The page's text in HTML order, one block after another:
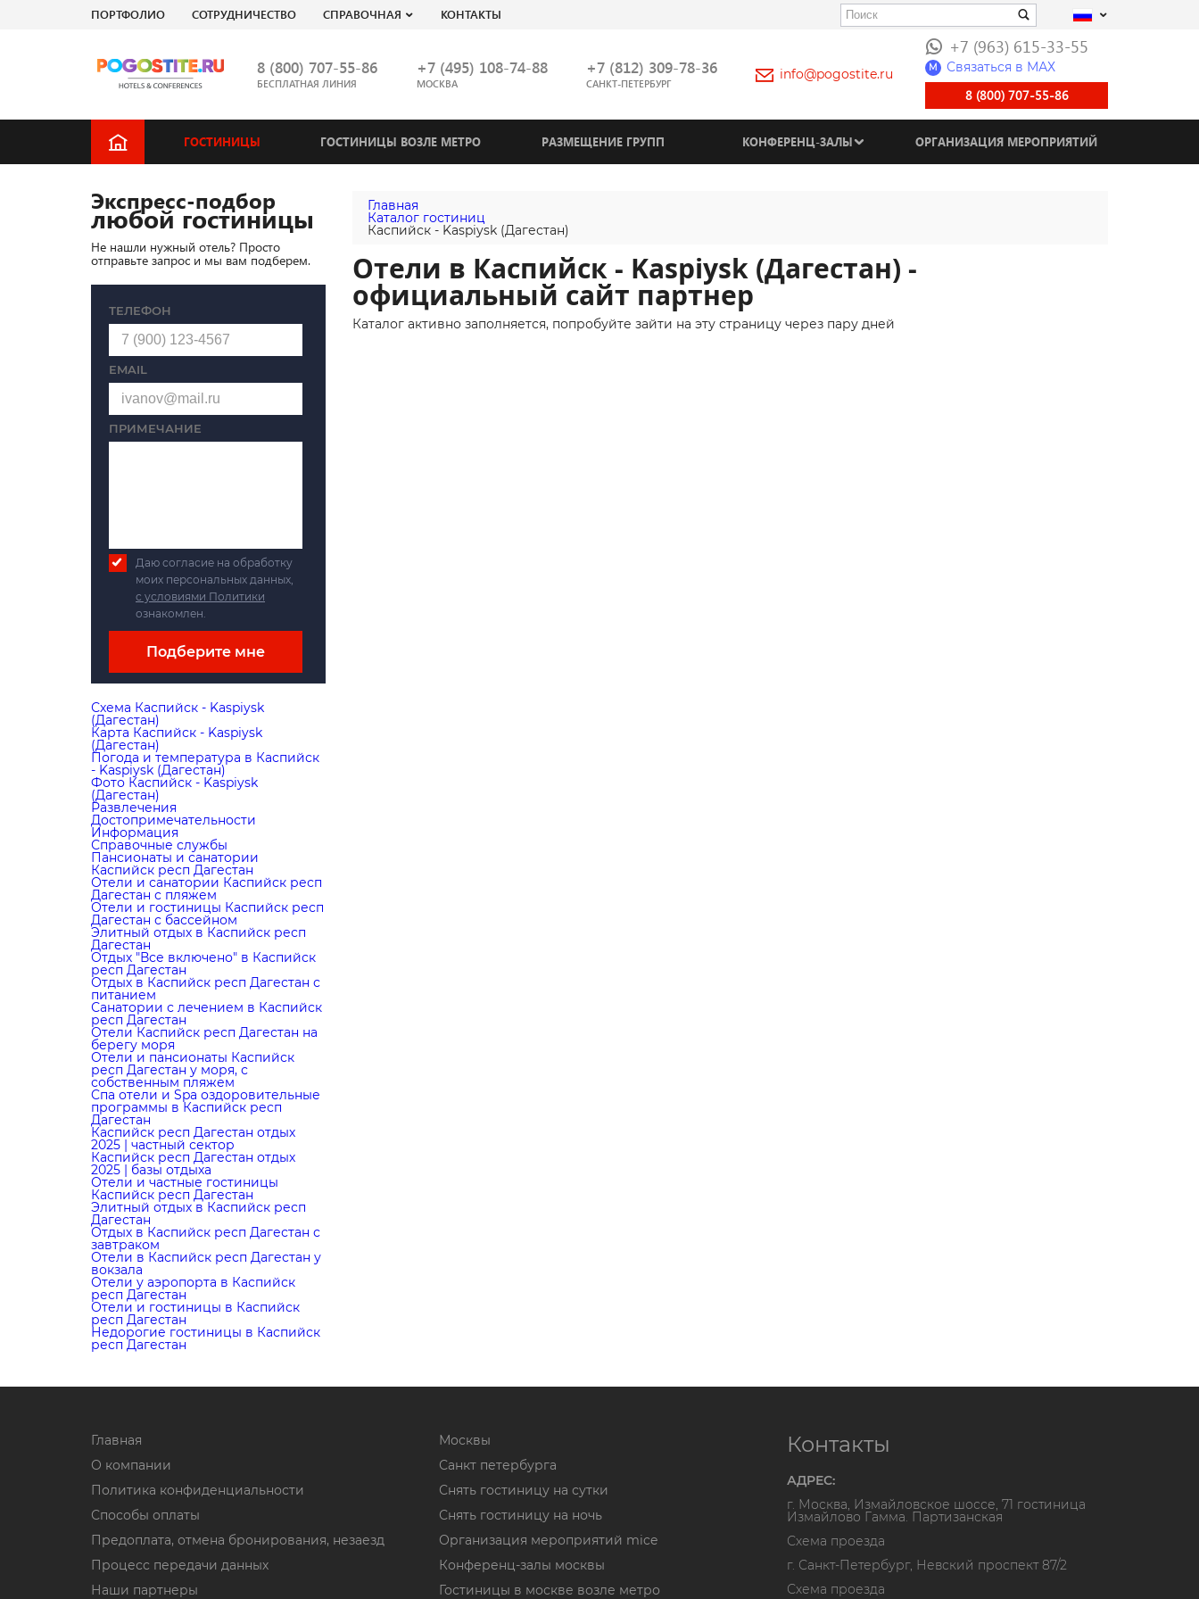
ПОРТФОЛИО СОТРУДНИЧЕСТВО СПРАВОЧНАЯ КОНТАКТЫ
8 (800) 707-55-86
БЕСПЛАТНАЯ ЛИНИЯ
+7 (495) 108-74-88
МОСКВА
+7 (812) 309-78-36
САНКТ-ПЕТЕРБУРГ
info@pogostite.ru
+7 (963) 615-33-55
M Связаться в МАХ
8 (800) 707-55-86
ГОСТИНИЦЫ ГОСТИНИЦЫ ВОЗЛЕ МЕТРО РАЗМЕЩЕНИЕ ГРУПП КОНФЕРЕНЦ-ЗАЛЫ ОРГАНИЗАЦИЯ МЕРОПРИЯТИЙ
Главная
Каталог гостиниц
Каспийск - Kaspiysk (Дагестан)
Отели в Каспийск - Kaspiysk (Дагестан) -
официальный сайт партнер
Каталог активно заполняется, попробуйте зайти на эту страницу через пару дней
Экспресс-подбор
любой гостиницы
Не нашли нужный отель? Просто
отправьте запрос и мы вам подберем.
ТЕЛЕФОН
EMAIL
ПРИМЕЧАНИЕ
Даю согласие на обработку
моих персональных данных,
с условиями Политики
ознакомлен.
Подберите мне
Схема Каспийск - Kaspiysk
(Дагестан)
Карта Каспийск - Kaspiysk
(Дагестан)
Погода и температура в Каспийск
- Kaspiysk (Дагестан)
Фото Каспийск - Kaspiysk
(Дагестан)
Развлечения
Достопримечательности
Информация
Справочные службы
Пансионаты и санатории
Каспийск респ Дагестан
Отели и санатории Каспийск респ
Дагестан с пляжем
Отели и гостиницы Каспийск респ
Дагестан с бассейном
Элитный отдых в Каспийск респ
Дагестан
Отдых "Все включено" в Каспийск
респ Дагестан
Отдых в Каспийск респ Дагестан с
питанием
Санатории с лечением в Каспийск
респ Дагестан
Отели Каспийск респ Дагестан на
берегу моря
Отели и пансионаты Каспийск
респ Дагестан у моря, с
собственным пляжем
Cпа отели и Spa оздоровительные
программы в Каспийск респ
Дагестан
Каспийск респ Дагестан отдых
2025 | частный сектор
Каспийск респ Дагестан отдых
2025 | базы отдыха
Отели и частные гостиницы
Каспийск респ Дагестан
Элитный отдых в Каспийск респ
Дагестан
Отдых в Каспийск респ Дагестан с
завтраком
Отели в Каспийск респ Дагестан у
вокзала
Отели у аэропорта в Каспийск
респ Дагестан
Отели и гостиницы в Каспийск
респ Дагестан
Недорогие гостиницы в Каспийск
респ Дагестан
Главная
О компании
Политика конфиденциальности
Способы оплаты
Предоплата, отмена бронирования, незаезд
Процесс передачи данных
Наши партнеры
Москвы
Санкт петербурга
Снять гостиницу на сутки
Снять гостиницу на ночь
Организация мероприятий mice
Конференц-залы москвы
Гостиницы в москве возле метро
Контакты
АДРЕС:
г. Москва, Измайловское шоссе, 71 гостиница
Измайлово Гамма. Партизанская
Схема проезда
г. Санкт-Петербург, Невский проспект 87/2
Схема проезда